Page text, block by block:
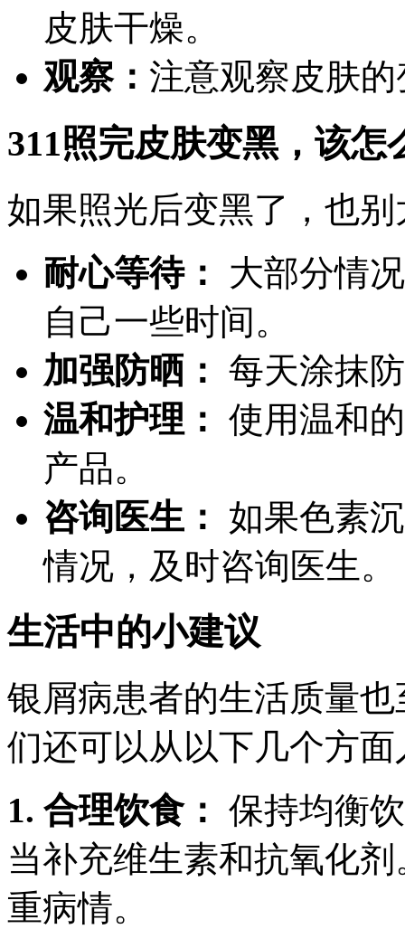
皮肤干燥。
观察： 注意观察皮肤
311照完皮肤变黑，该怎
如果照光后变黑了，也
耐心等待：
大部分情
自己一些时间。
加强防晒： 每天涂抹
温和护理： 使用温和
产品。
咨询医生：
如果色素
情况，及时咨询医生。
生活中的小建议
银屑病患者的生活质量
们还可以从以下几个方面
1. 合理饮食： 保持均衡
当补充维生素和抗氧化
重病情。